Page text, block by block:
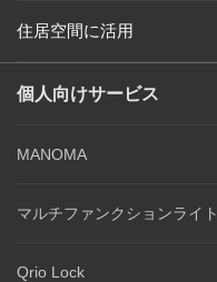
住居空間に活用
個人向けサービス
MANOMA
マルチファンクションライト
Qrio Lock